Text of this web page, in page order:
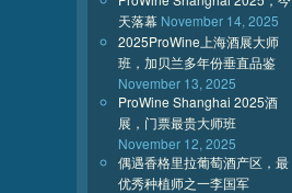
天落幕 November 14, 2025
2025ProWine上海酒展大师
班，加贝兰多年份垂直品鉴
November 13, 2025
ProWine Shanghai 2025酒
展，门票最贵大师班
November 12, 2025
偶遇香格里拉葡萄酒产区，最
优秀种植师之一李国军